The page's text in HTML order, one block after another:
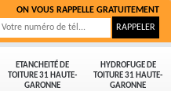
ETANCHEITÉ DE
TOITURE 31 HAUTE-
GARONNE
HYDROFUGE DE
TOITURE 31 HAUTE-
GARONNE
ON VOUS RAPPELLE GRATUITEMENT